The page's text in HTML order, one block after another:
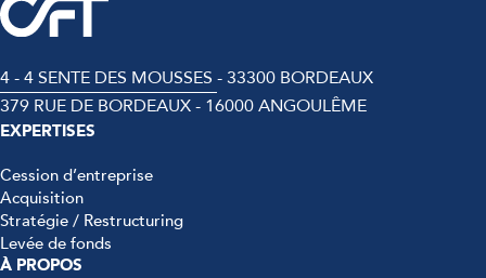
4 - 4 SENTE DES MOUSSES - 33300 BORDEAUX
379 RUE DE BORDEAUX - 16000 ANGOULÊME
EXPERTISES
Cession d’entreprise
Acquisition
Stratégie / Restructuring
Levée de fonds
À PROPOS